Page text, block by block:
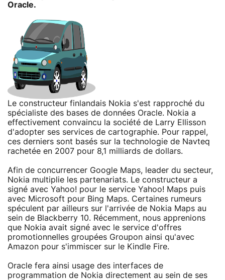
Oracle.
Le constructeur finlandais Nokia s'est rapproché du
spécialiste des bases de données Oracle. Nokia a
effectivement convaincu la société de Larry Ellisson
d'adopter ses services de cartographie. Pour rappel,
ces derniers sont basés sur la technologie de Navteq
rachetée en 2007 pour 8,1 milliards de dollars.
Afin de concurrencer Google Maps, leader du secteur,
Nokia multiplie les partenariats. Le constructeur a
signé avec Yahoo! pour le service Yahoo! Maps puis
avec Microsoft pour Bing Maps. Certaines rumeurs
spéculent par ailleurs sur l'arrivée de Nokia Maps au
sein de Blackberry 10. Récemment, nous apprenions
que Nokia avait signé avec le service d'offres
promotionnelles groupées Groupon ainsi qu'avec
Amazon pour s'immiscer sur le Kindle Fire.
Oracle fera ainsi usage des interfaces de
programmation de Nokia directement au sein de ses